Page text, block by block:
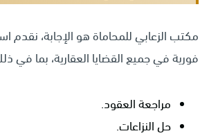
مكتب الزعابي للمحاماة هو الإجابة، نقدم
فورية في جميع القضايا العقارية، بما في
مراجعة العقود.
حل النزاعات.